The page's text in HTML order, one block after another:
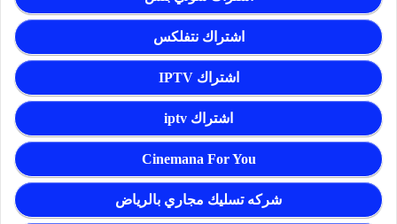
اشتراك نتفلكس
اشتراك IPTV
اشتراك iptv
Cinemana For You
شركه تسليك مجاري بالرياض